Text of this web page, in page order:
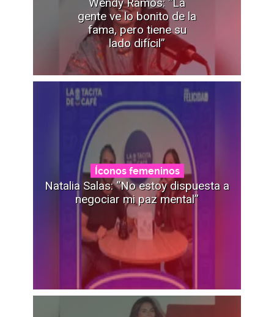
gente ve lo bonito de la
fama, pero tiene su
lado difícil”
Íconos femeninos
Natalia Salas: “No estoy dispuesta a
negociar mi paz mental”